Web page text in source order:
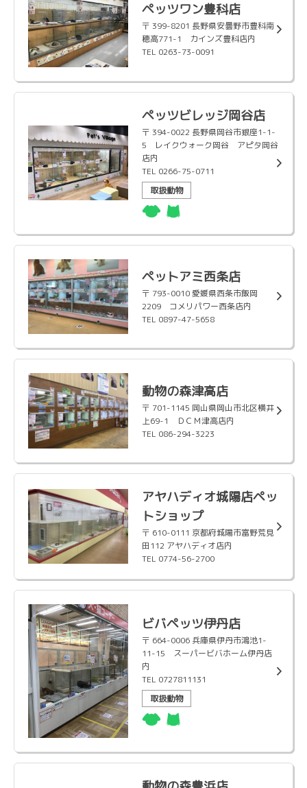
ペッツワン豊科店
〒 399-8201 長野県安曇野市豊科南
穂高771-1 カインズ豊科店内
TEL 0263-73-0091
ペッツビレッジ岡谷店
〒 394-0022 長野県岡谷市銀座1-1-
5 レイクウォーク岡谷 アピタ岡谷
店内
TEL 0266-75-0711
取扱動物
ペットアミ西条店
〒 793-0010 愛媛県西条市飯岡
2209 コメリパワー西条店内
TEL 0897-47-5658
動物の森津高店
〒 701-1145 岡山県岡山市北区横井
上69-1 ＤＣＭ津高店内
TEL 086-294-3223
アヤハディオ城陽店ペッ
トショップ
〒 610-0111 京都府城陽市富野荒見
田112 アヤハディオ店内
TEL 0774-56-2700
ビバペッツ伊丹店
〒 664-0006 兵庫県伊丹市鴻池1-
11-15 スーパービバホーム伊丹店
内
TEL 0727811131
取扱動物